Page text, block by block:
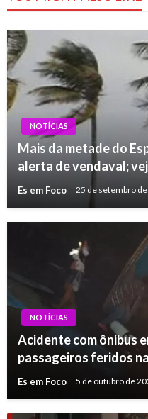
NOTÍCIAS
Mais da metade do
alerta de vendaval;
Es em Foco 25 de setembro
NOTÍCIAS
Acidente com ônibus
passageiros feridos
Es em Foco 5 de outubro de